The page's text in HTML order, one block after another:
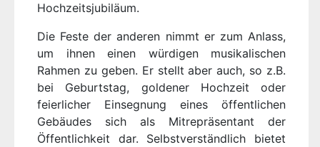
Hochzeitsjubiläum.
Die Feste der anderen nimmt er zum Anlass,
um ihnen einen würdigen musikalischen
Rahmen zu geben. Er stellt aber auch, so z.B.
bei Geburtstag, goldener Hochzeit oder
feierlicher Einsegnung eines öffentlichen
Gebäudes sich als Mitrepräsentant der
Öffentlichkeit dar. Selbstverständlich bietet